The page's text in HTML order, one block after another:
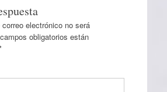
electrónico no será
obligatorios están